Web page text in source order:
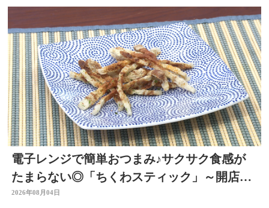
電子レンジで簡単おつまみ♪サクサク食感が
たまらない◎「ちくわスティック」～開店！
キッチン別府ちゃん～
2026年08月04日